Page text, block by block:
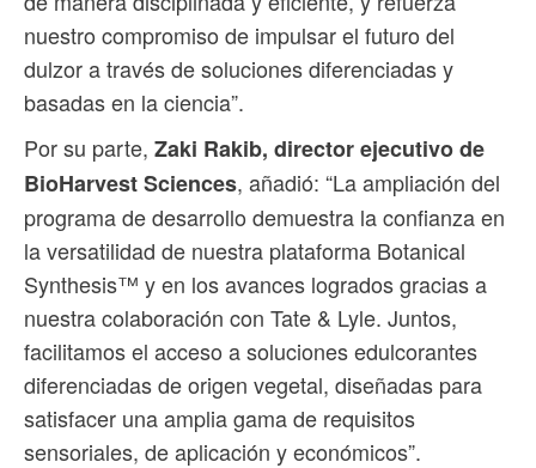
nuestro compromiso de impulsar el futuro del
dulzor a través de soluciones diferenciadas y
basadas en la ciencia”.
Por su parte, Zaki Rakib, director ejecutivo de
BioHarvest Sciences, añadió: “La ampliación del
programa de desarrollo demuestra la confianza en
la versatilidad de nuestra plataforma Botanical
Synthesis™ y en los avances logrados gracias a
nuestra colaboración con Tate & Lyle. Juntos,
facilitamos el acceso a soluciones edulcorantes
diferenciadas de origen vegetal, diseñadas para
satisfacer una amplia gama de requisitos
sensoriales, de aplicación y económicos”.